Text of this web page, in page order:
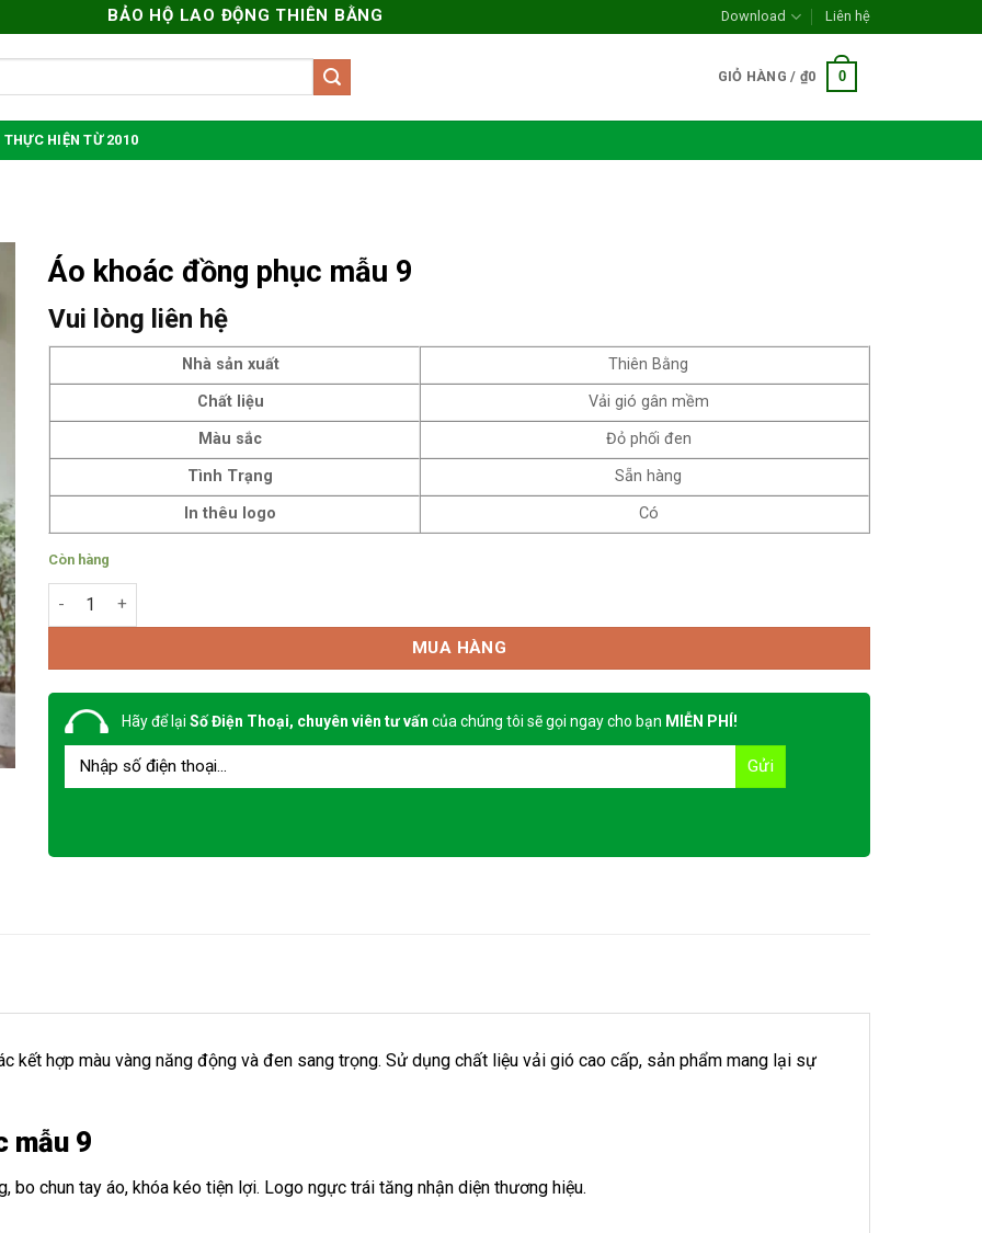
BẢO HỘ LAO ĐỘNG THIÊN BẰNG Download Liên hệ
GIỎ HÀNG / ₫0 0
THỰC HIỆN TỪ 2010
Áo khoác đồng phục mẫu 9
Vui lòng liên hệ
Nhà sản xuất
Thiên Bằng
Chất liệu
Vải gió gân mềm
Màu sắc
Đỏ phối đen
Tình Trạng
Sẵn hàng
In thêu logo
Có
Còn hàng
Áo khoác đồng phục mẫu 9 số lượng
MUA HÀNG
Hãy để lại Số Điện Thoại, chuyên viên tư vấn của chúng tôi sẽ gọi ngay cho bạn MIỄN PHÍ!
kết hợp màu vàng năng động và đen sang trọng. Sử dụng chất liệu vải gió cao cấp, sản phẩm mang lại sự
mẫu 9
bo chun tay áo, khóa kéo tiện lợi. Logo ngực trái tăng nhận diện thương hiệu.